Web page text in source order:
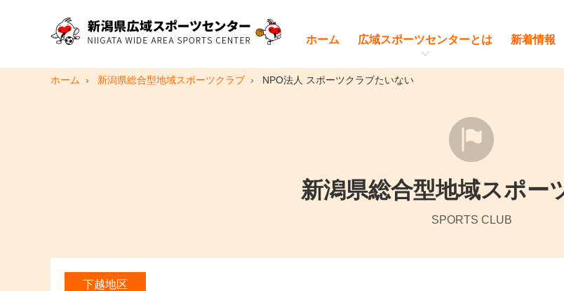
ホーム 広域スポーツセンターとは 新着情報
ホーム 新潟県総合型地域スポーツクラブ NPO法人 スポーツクラブたいない
新潟県総合型地域スポー
SPORTS CLUB
下越地区